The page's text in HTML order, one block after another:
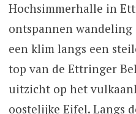
Hochsimmerhalle in
ontspannen
een klim langs een
top van de Ettringer
uitzicht op het
oostelijke Eifel. Langs